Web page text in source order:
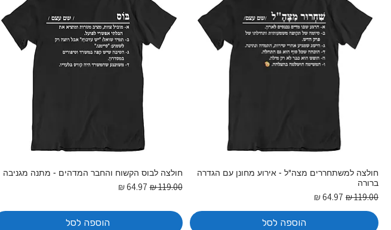
חולצה למשתחררים מצה"ל - אירוע מחונן עם הגדרה
ברורה
מחיר רגיל מחיר מבצע
הוספה לסל
חולצה לבוס הקשוח והחבר המדהים - מתנה מגניבה
מחיר רגיל‏119.00 ‏₪ מחיר מבצע
הוספה לסל